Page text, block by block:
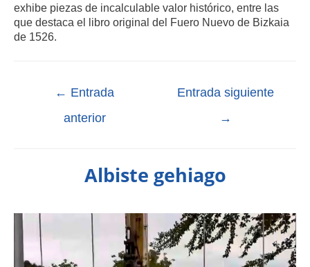
exhibe piezas de incalculable valor histórico, entre las
que destaca el libro original del Fuero Nuevo de Bizkaia
de 1526.
← Entrada
anterior
Entrada siguiente
→
Albiste gehiago